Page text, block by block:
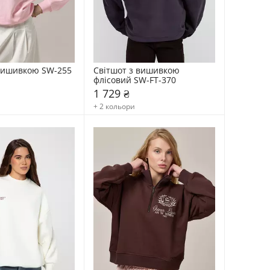
SW-255
Світшот з вишивкою
флісовий SW-FT-370
1 729 ₴
+ 2 кольори